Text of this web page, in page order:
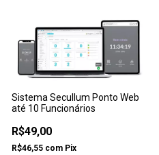
Sistema Secullum Ponto Web
até 10 Funcionários
R$49,00
R$46,55 com Pix